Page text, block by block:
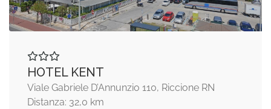
HOTEL KENT
Viale Gabriele D’Annunzio 110, Riccione RN
Distanza: 32,0 km